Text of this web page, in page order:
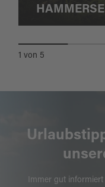
1 von 5
Immer gut